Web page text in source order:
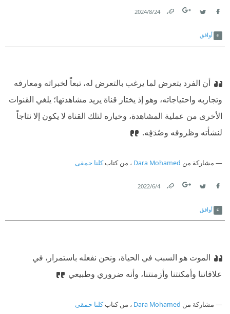
24‏/8‏/2024
أوافق
أن الفرد يتعرض لما يرغب بالتعرض له، تبعاً لخبراته ومعارفه
وتجاربه واحتياجاته، وهو إذ يختار قناة يريد مشاهدتها؛ يلغي القنوات
الأخرى من عملية المشاهدة، وخياره لتلك القناة لا يكون إلا نتاجاً
لنشأته وظروفه وصُدَفِه.
مشاركة من Dara Mohamed ، من كتابكلنا حمقى
4‏/6‏/2022
أوافق
الموت هو السبب في الحياة، ونحن نفعله باستمرار، في
علاقاتنا وأمكنتنا وأزمنتنا، وأنه ضروري وطبيعي
مشاركة من Dara Mohamed ، من كتابكلنا حمقى